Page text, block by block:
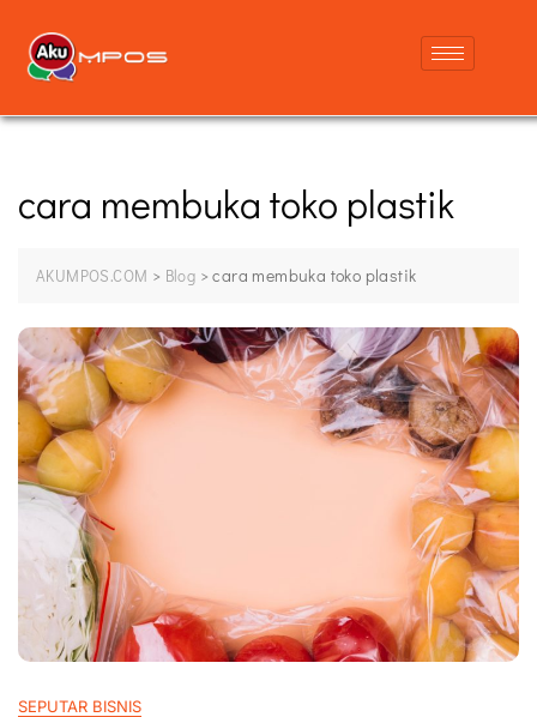
cara membuka toko plastik
AKUMPOS.COM > Blog >cara membuka toko plastik
SEPUTAR BISNIS